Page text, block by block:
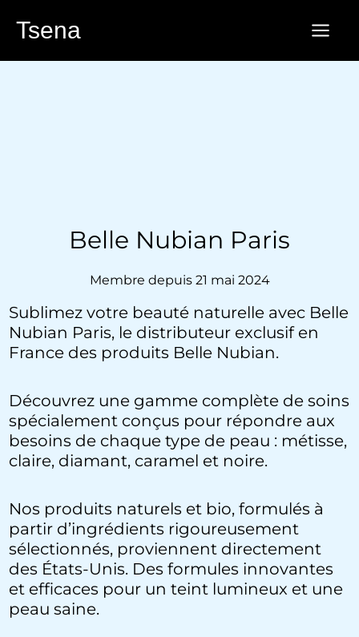
auTsena
Belle Nubian Paris
Membre depuis 21 mai 2024
Sublimez votre beauté naturelle avec Belle
Nubian Paris, le distributeur exclusif en
France des produits Belle Nubian.
Découvrez une gamme complète de soins
spécialement conçus pour répondre aux
besoins de chaque type de peau : métisse,
claire, diamant, caramel et noire.
Nos produits naturels et bio, formulés à
partir d’ingrédients rigoureusement
sélectionnés, proviennent directement
des États-Unis. Des formules innovantes
et efficaces pour un teint lumineux et une
peau saine.